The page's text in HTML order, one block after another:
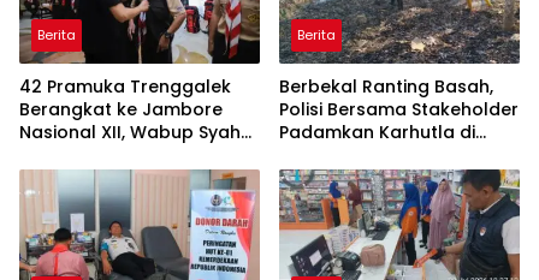
Berita
42 Pramuka Trenggalek
Berangkat ke Jambore
Nasional XII, Wabup Syah
Daerah
Berita
Berbekal Ranting Basah,
Polisi Bersama Stakeholder
Padamkan Karhutla di
Trenggalek